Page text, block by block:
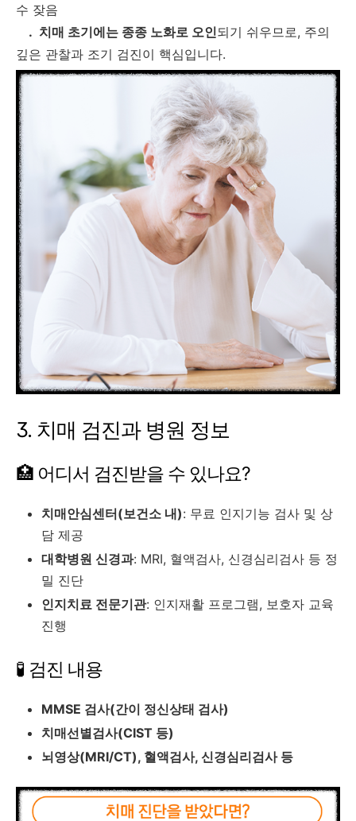
수 잦음
. 치매 초기에는 종종 노화로 오인되기 쉬우므로, 주의
깊은 관찰과 조기 검진이 핵심입니다.
3. 치매 검진과 병원 정보
🏥 어디서 검진받을 수 있나요?
치매안심센터(보건소 내): 무료 인지기능 검사 및 상
담 제공
대학병원 신경과: MRI, 혈액검사, 신경심리검사 등 정
밀 진단
인지치료 전문기관: 인지재활 프로그램, 보호자 교육
진행
🧪 검진 내용
MMSE 검사(간이 정신상태 검사)
치매선별검사(CIST 등)
뇌영상(MRI/CT), 혈액검사, 신경심리검사 등